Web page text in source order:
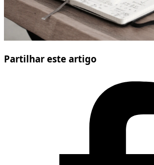
Partilhar este artigo